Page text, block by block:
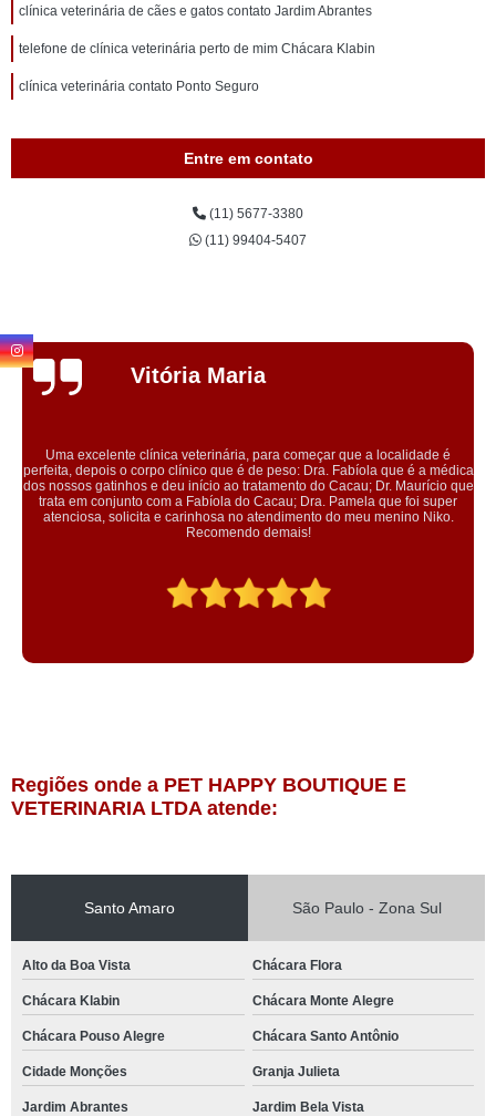
clínica veterinária de cães e gatos contato Jardim Abrantes
telefone de clínica veterinária perto de mim Chácara Klabin
clínica veterinária contato Ponto Seguro
Entre em contato
(11) 5677-3380
(11) 99404-5407
que a localidade é
Dra. Fabíola que é a médica
do Cacau; Dr. Maurício que
Dra. Pamela que foi super
do meu menino Niko.
Conheci a clínica através do plano
microchipagem na minha cachorra.
equipe gentil e educada. Tratam os
Regiões onde a PET HAPPY BOUTIQUE E
VETERINARIA LTDA atende:
Santo Amaro São Paulo - Zona Sul
Alto da Boa Vista Chácara Flora
Chácara Klabin Chácara Monte Alegre
Chácara Pouso Alegre Chácara Santo Antônio
Cidade Monções Granja Julieta
Jardim Abrantes Jardim Bela Vista